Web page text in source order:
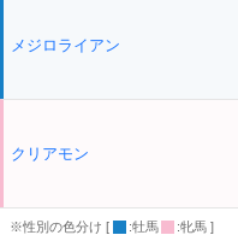
メジロライアン
クリアモン
※性別の色分け [ :牡馬 :牝馬 ]